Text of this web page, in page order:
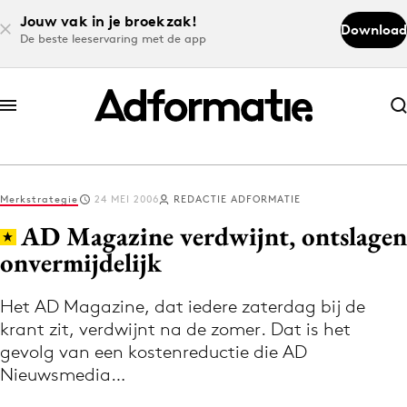
Jouw vak in je broekzak!
De beste leeservaring met de app
Download
Abonneer nu
Abonneer nu
Log in
Volg het laatste nieuws via de Adformatie
Nieuws app
Merkstrategie 24 MEI 2006 REDACTIE ADFORMATIE
AD Magazine verdwijnt, ontslagen
onvermijdelijk
Het AD Magazine, dat iedere zaterdag bij de
krant zit, verdwijnt na de zomer. Dat is het
gevolg van een kostenreductie die AD
Nieuwsmedia…